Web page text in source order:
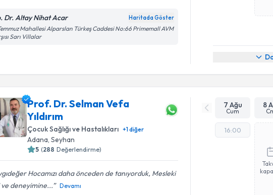
Dr. Altay Nihat Acar Haritada Göster
Mahallesi Alparslan Türkeş Caddesi No:66 Primemall AVM
Sarı Villalar
Prof. Dr. Selman Vefa
Yıldırım
Çocuk Sağlığı ve Hastalıkları +1diğer
Adana, Seyhan
5 (288 Değerlendirme)
Hocamızı daha önceden de tanıyorduk, Mesleki
ve deneyimine...
Devamı
7 Ağu
Cum
8
16:00